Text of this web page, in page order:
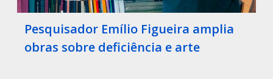
Pesquisador Emílio Figueira amplia
obras sobre deficiência e arte